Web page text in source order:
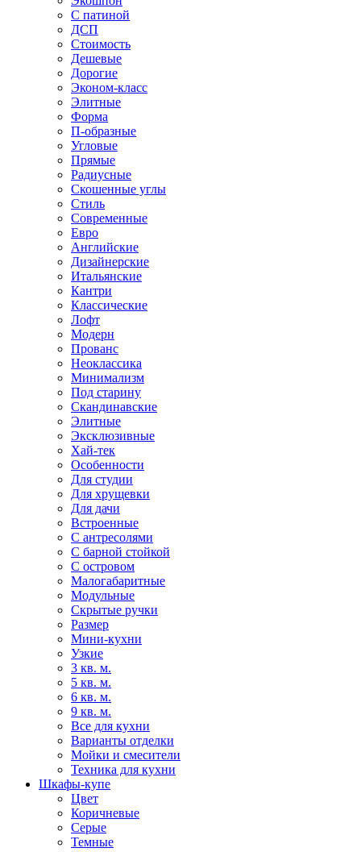
С патиной
ДСП
Стоимость
Дешевые
Дорогие
Эконом-класс
Элитные
Форма
П-образные
Угловые
Прямые
Радиусные
Скошенные углы
Стиль
Современные
Евро
Английские
Дизайнерские
Итальянские
Кантри
Классические
Лофт
Модерн
Прованс
Неоклассика
Минимализм
Под старину
Скандинавские
Элитные
Эксклюзивные
Хай-тек
Особенности
Для студии
Для хрущевки
Для дачи
Встроенные
С антресолями
С барной стойкой
С островом
Малогабаритные
Модульные
Скрытые ручки
Размер
Мини-кухни
Узкие
3 кв. м.
5 кв. м.
6 кв. м.
9 кв. м.
Все для кухни
Варианты отделки
Мойки и смесители
Техника для кухни
Шкафы-купе
Цвет
Коричневые
Серые
Темные